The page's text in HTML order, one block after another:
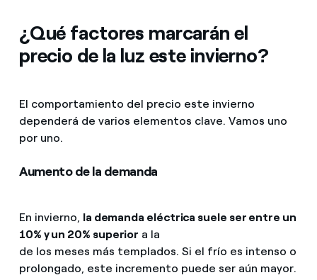
¿Qué factores marcarán el
precio de la luz este invierno?
El comportamiento del precio este invierno
dependerá de varios elementos clave. Vamos uno
por uno.
Aumento de la demanda
En invierno, la demanda eléctrica suele ser entre un
10% y un 20% superior a la
de los meses más templados. Si el frío es intenso o
prolongado, este incremento puede ser aún mayor.